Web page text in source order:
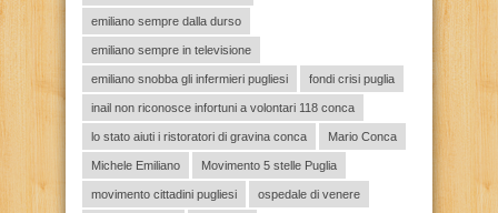
emiliano sempre dalla durso
emiliano sempre in televisione
emiliano snobba gli infermieri pugliesi fondi crisi puglia
inail non riconosce infortuni a volontari 118 conca
lo stato aiuti i ristoratori di gravina conca Mario Conca
Michele Emiliano Movimento 5 stelle Puglia
movimento cittadini pugliesi ospedale di venere